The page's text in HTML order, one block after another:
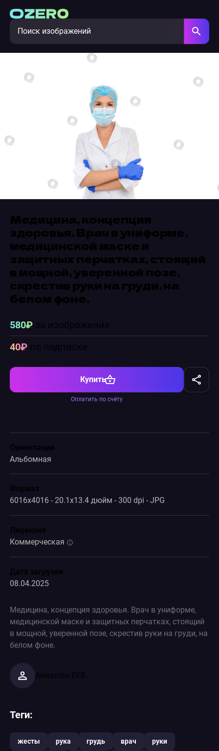
Медицина, концепция
здоровья. Врач в униформе,
медицинской маске и
защитных перчатках, стоящий
в мощной, уверенной позе,
скрестив руки на груди, на
белом фоне.
580₽за изображение
40₽по подписке
Купить
Оплатить по счёту
Ориентация
Альбомная
Формат
6016x4016 - 20.1x13.4 дюйм - 300 dpi - JPG
Лицензия
Коммерческая
Дата загрузки
08.04.2025
Медицина, концепция здоровья. Врач в униформе,
медицинской маске и защитных перчатках, стоящий
в мощной, уверенной позе, скрестив руки на груди, на
белом фоне.
Alexandre.EKB
Теги:
жесты рука грудь врач руки